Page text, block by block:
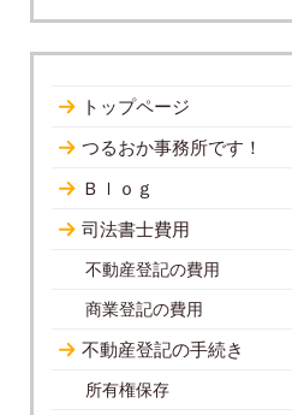
トップページ
つるおか事務所です！
Ｂｌｏｇ
司法書士費用
不動産登記の費用
商業登記の費用
不動産登記の手続き
所有権保存